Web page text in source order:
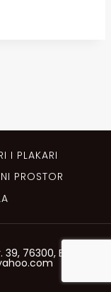
I PLAKARI
PROSTOR
76300, Bijeljina